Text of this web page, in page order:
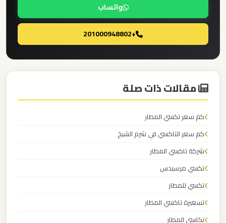
واتساب
+201000948802
مقالات ذات صلة
كم سعر تكسي المطار
كم سعر التاكسي في شرم الشيخ
شركة تاكسي المطار
تكسي مرسيدس
تكسي للمطار
تسعيرة تاكسي المطار
تكاسي المطار
ليموزين
العرب
اسكندرية
ليموزين
العرب
ليموزين